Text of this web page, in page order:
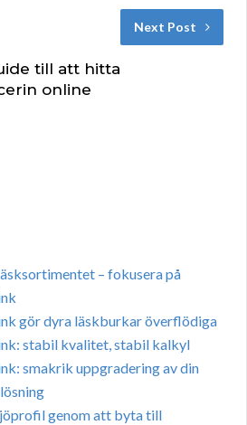
Next Post
till att hitta
online
– fokusera på
gör dyra läskburkar överflödiga
stabil kvalitet, stabil kalkyl
smakrik uppgradering av din
genom att byta till